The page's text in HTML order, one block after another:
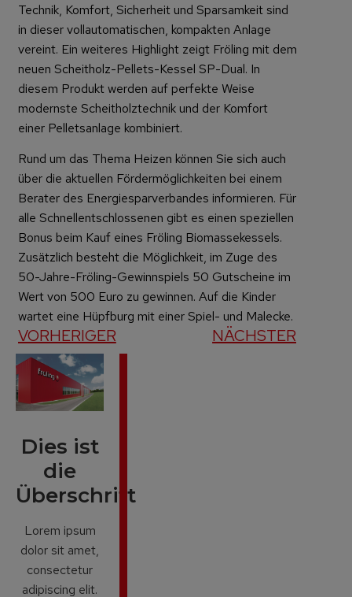
Technik, Komfort, Sicherheit und Sparsamkeit sind
in dieser vollautomatischen, kompakten Anlage
vereint. Ein weiteres Highlight zeigt Fröling mit dem
neuen Scheitholz-Pellets-Kessel SP-Dual. In
diesem Produkt werden auf perfekte Weise
modernste Scheitholztechnik und der Komfort
einer Pelletsanlage kombiniert.
Rund um das Thema Heizen können Sie sich auch
über die aktuellen Fördermöglichkeiten bei einem
Berater des Energiesparverbandes informieren. Für
alle Schnellentschlossenen gibt es einen speziellen
Bonus beim Kauf eines Fröling Biomassekessels.
Zusätzlich besteht die Möglichkeit, im Zuge des
50-Jahre-Fröling-Gewinnspiels 50 Gutscheine im
Wert von 500 Euro zu gewinnen. Auf die Kinder
wartet eine Hüpfburg mit einer Spiel- und Malecke.
VORHERIGER NÄCHSTER
Dies ist
die
Überschrift
Lorem ipsum
dolor sit amet,
consectetur
adipiscing elit.